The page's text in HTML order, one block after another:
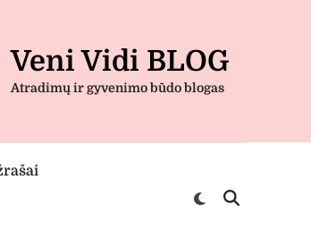
Veni Vidi BLOG
Atradimų ir gyvenimo būdo blogas
Switch
Open